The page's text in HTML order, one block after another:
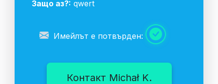
Защо аз?: qwert
Имейлът е потвърден:
Контакт Michał K.